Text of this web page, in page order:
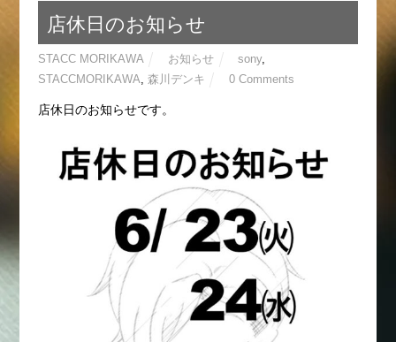
店休日のお知らせ
STACC MORIKAWA お知らせ sony,
STACCMORIKAWA 森川デンキ 0 Comments
店休日のお知らせです。